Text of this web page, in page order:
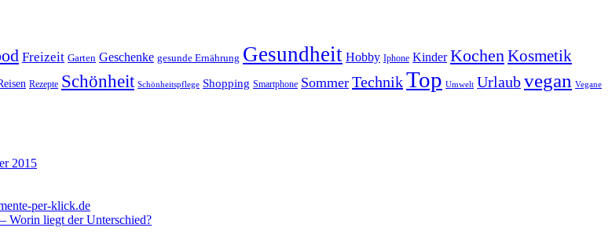
Freizeit Garten Geschenke gesunde Ernährung Gesundheit Hobby Iphone Kinder KochenKosmetik
Rezepte Schönheit Schönheitspflege Shopping Smartphone Sommer TechnikTop Umwelt Urlaubvegan Vegane
2015
per-klick.de
Worin liegt der Unterschied?